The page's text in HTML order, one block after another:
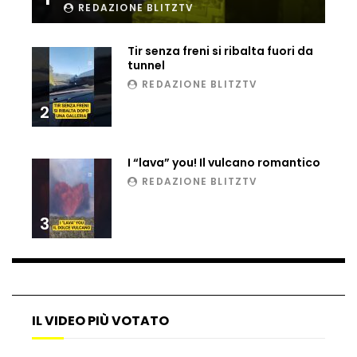
Matteo Renzi maratoneta, ad Atene
me is very difficult”
Ingresso da film a Taormina: lo sposo
plana tra le rovine greche
Incendio nel Vicentino, in fumo un
deposito di giocattoli
Il sindaco Silvia Salis porta in aula gli
REDAZIONE BLITZTV
2
Tir senza freni si ribalta fuori da
tunnel
REDAZIONE BLITZTV
3
I “lava” you! Il vulcano romantico
REDAZIONE BLITZTV
IL VIDEO PIÙ VOTATO